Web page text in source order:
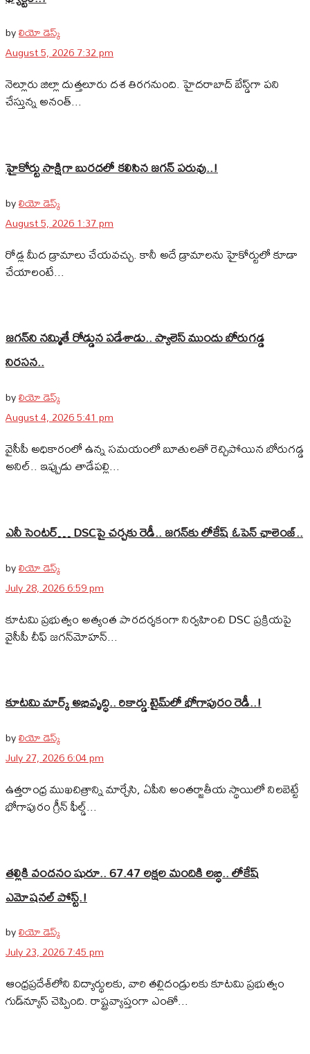
byలియో డెస్క్
August 5, 2026 7:32 pm
నెల్లూరు జిల్లా దుత్తలూరు దశ తిరగనుంది. హైదరాబాద్‌ బేస్డ్‌గా పని
చేస్తున్న అనంత్...
హైకోర్టు సాక్షిగా బురదలో కలిసిన జగన్ పరువు..!
byలియో డెస్క్
August 5, 2026 1:37 pm
రోడ్ల మీద డ్రామాలు చేయవచ్చు. కానీ అదే డ్రామాలను హైకోర్టులో కూడా
చేయాలంటే...
జగన్‌ని నమ్మితే రోడ్డున పడేశాడు.. ప్యాలెస్‌ ముందు బోరుగడ్డ
నిరసన..
byలియో డెస్క్
August 4, 2026 5:41 pm
వైసీపీ అధికారంలో ఉన్న సమయంలో బూతులతో రెచ్చిపోయిన బోరుగడ్డ
అనిల్‌.. ఇప్పుడు తాడేపల్లి...
ఎనీ సెంటర్‌… DSCపై చర్చకు రెడీ.. జగన్‌కు లోకేష్‌ ఓపెన్ ఛాలెంజ్..
byలియో డెస్క్
July 28, 2026 6:59 pm
కూటమి ప్రభుత్వం అత్యంత పారదర్శకంగా నిర్వహించి DSC ప్రక్రియపై
వైసీపీ చీఫ్ జగన్‌మోహన్...
కూటమి మార్క్ అభివృద్ధి.. రికార్డు టైమ్‌లో భోగాపురం రెడీ..!
byలియో డెస్క్
July 27, 2026 6:04 pm
ఉత్తరాంధ్ర ముఖచిత్రాన్ని మార్చేసి, ఏపీని అంతర్జాతీయ స్థాయిలో నిలబెట్టే
భోగాపురం గ్రీన్ ఫీల్డ్...
తల్లికి వందనం షురూ.. 67.47 లక్షల మందికి లబ్ధి.. లోకేష్‌
ఎమోషనల్ పోస్ట్‌.!
byలియో డెస్క్
July 23, 2026 7:45 pm
ఆంధ్రప్రదేశ్‌లోని విద్యార్థులకు, వారి తల్లిదండ్రులకు కూటమి ప్రభుత్వం
గుడ్‌న్యూస్ చెప్పింది. రాష్ట్రవ్యాప్తంగా ఎంతో...